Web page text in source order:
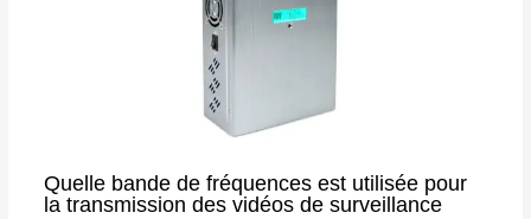
Quelle bande de fréquences est utilisée pour
la transmission des vidéos de surveillance